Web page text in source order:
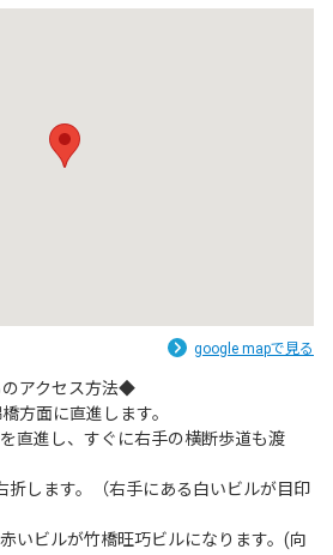
google mapで見る
アクセス方法◆
方面に直進します。
直進し、すぐに右手の横断歩道も渡
します。（右手にある白いビルが目印
いビルが竹橋旺巧ビルになります。(向